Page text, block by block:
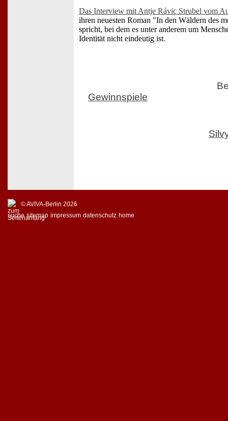
Das Interview mit Antje Rávic Strubel vom
ihren neuesten Roman "In den Wäldern des
spricht, bei dem es unter anderem um
Identität nicht eindeutig ist.
Gewinnspiele
© AVIVA-Berlin 2026
suche sitemap impressum datenschutz home